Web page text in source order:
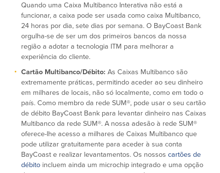
BayCoast Mortgage
BayCoast Insurance
Abrir Conta Online
Localizações
Procurar
Português
English
Quando uma Caixa Multibanco Interativa não está a
funcionar, a caixa pode ser usada como caixa Multibanco,
24 horas por dia, sete dias por semana. O BayCoast Bank
orgulha-se de ser um dos primeiros bancos da nossa
região a adotar a tecnologia ITM para melhorar a
experiência do cliente.
Cartão Multibanco/Débito: As Caixas Multibanco são
extremamente práticas, permitindo aceder ao seu dinheiro
em milhares de locais, não só localmente, como em todo o
país. Como membro da rede SUM®, pode usar o seu cartão
de débito BayCoast Bank para levantar dinheiro nas Caixas
Multibanco da rede SUM®. A nossa adesão à rede SUM®
oferece-lhe acesso a milhares de Caixas Multibanco que
pode utilizar gratuitamente para aceder à sua conta
BayCoast e realizar levantamentos. Os nossoscartões de
débito incluem ainda um microchip integrado e uma opção